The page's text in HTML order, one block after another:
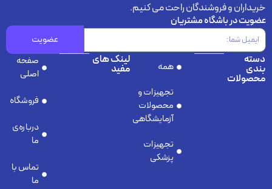
خریداران و فروشندگان راحت می کنیم.
عضویت در باشگاه مشتریان
عضویت
دسته
بندی
محصولات
همه
تجهیزات و
محصولات
آزمایشگاهی
تجهیزات
پزشکی
لینک های
مفید
صفحه
اصلی
فروشگاه
درباره‌ی
ما
تماس با
ما